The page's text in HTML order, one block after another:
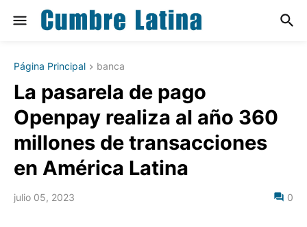
Página Principal banca
La pasarela de pago
Openpay realiza al año 360
millones de transacciones
en América Latina
julio 05, 2023 0